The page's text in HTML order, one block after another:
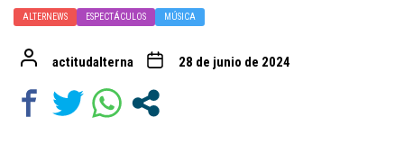
ALTERNEWS ESPECTÁCULOS MÚSICA
actitudalterna 28 de junio de 2024